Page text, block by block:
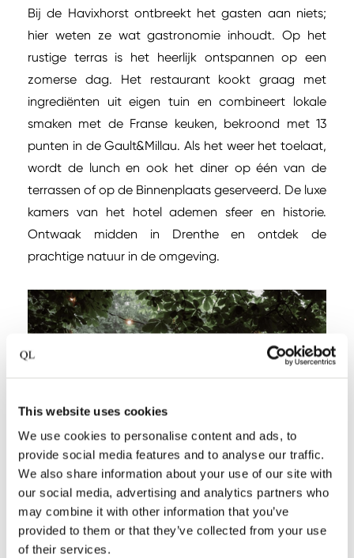
This website uses cookies
We use cookies to personalise content and ads, to
provide social media features and to analyse our traffic.
We also share information about your use of our site with
our social media, advertising and analytics partners who
may combine it with other information that you’ve
provided to them or that they’ve collected from your use
of their services.
Bij de Havixhorst ontbreekt het gasten aan niets;
hier weten ze wat gastronomie inhoudt. Op het
rustige terras is het heerlijk ontspannen op een
zomerse dag. Het restaurant kookt graag met
ingrediënten uit eigen tuin en combineert lokale
smaken met de Franse keuken, bekroond met 13
punten in de Gault&Millau. Als het weer het toelaat,
wordt de lunch en ook het diner op één van de
terrassen of op de Binnenplaats geserveerd. De luxe
kamers van het hotel ademen sfeer en historie.
Ontwaak midden in Drenthe en ontdek de
prachtige natuur in de omgeving.
Hotel Nobel | Ballum, Nederland
Hotel Nobelis een begrip op het betoverende
Ameland. Het hotel ligt in het historische hart van